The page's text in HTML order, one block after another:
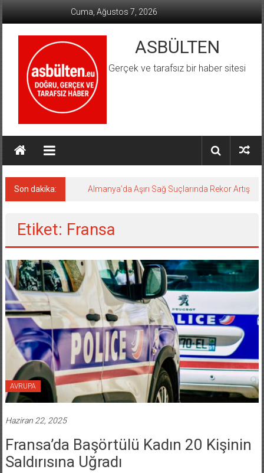
Cuma, Ağustos 7, 2026
ASBÜLTEN
Gerçek ve tarafsız bir haber sitesi
Son dakika: Almanya’da Aşırı Sağ Suçlarında Rekor Artış
Etiket: Fransa
AVRUPA
Haziran 22, 2025
Fransa’da Başörtülü Kadın 20 Kişinin
Saldırısına Uğradı